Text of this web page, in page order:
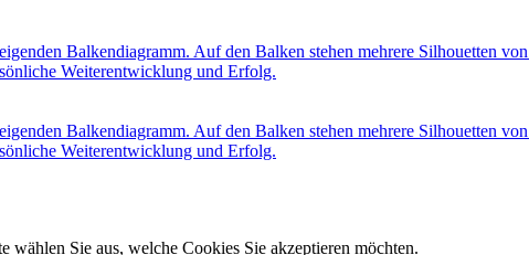
wählen Sie aus, welche Cookies Sie akzeptieren möchten.